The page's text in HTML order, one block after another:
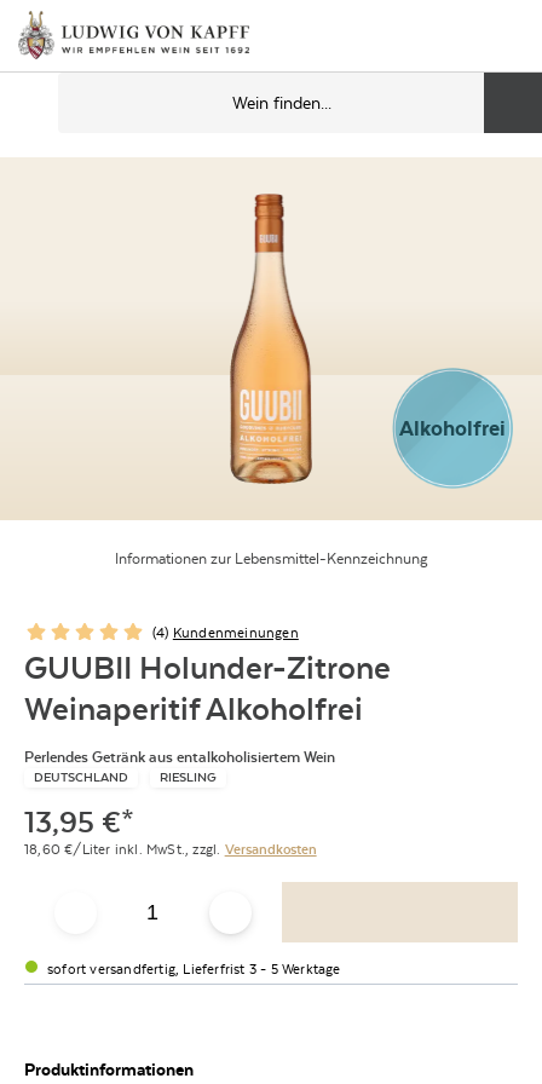
Informationen zur Lebensmittel-Kennzeichnung
Alkoholfrei
(4) Kundenmeinungen
GUUBII Holunder-Zitrone
Weinaperitif Alkoholfrei
Perlendes Getränk aus entalkoholisiertem Wein
DEUTSCHLAND RIESLING
13,95 €*
18,60 €/Liter inkl. MwSt., zzgl. Versandkosten
sofort versandfertig, Lieferfrist 3 - 5 Werktage
Produktinformationen